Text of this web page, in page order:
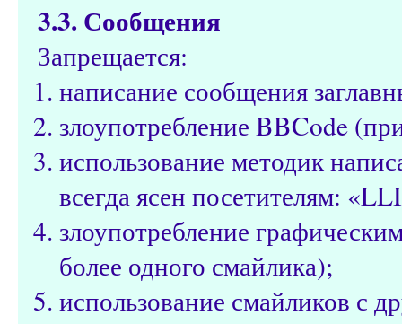
3.3. Сообщения
Запрещается:
написание сообщения
злоупотребление BBCode
использование методик
всегда ясен посетителям:
злоупотребление
более одного смайлика);
использование смайликов с